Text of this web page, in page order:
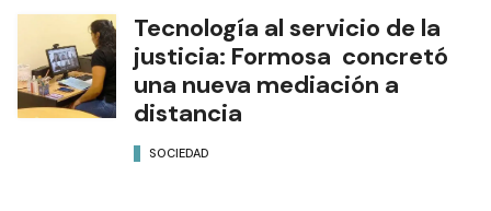
Tecnología al servicio de la
justicia: Formosa concretó
una nueva mediación a
distancia
SOCIEDAD